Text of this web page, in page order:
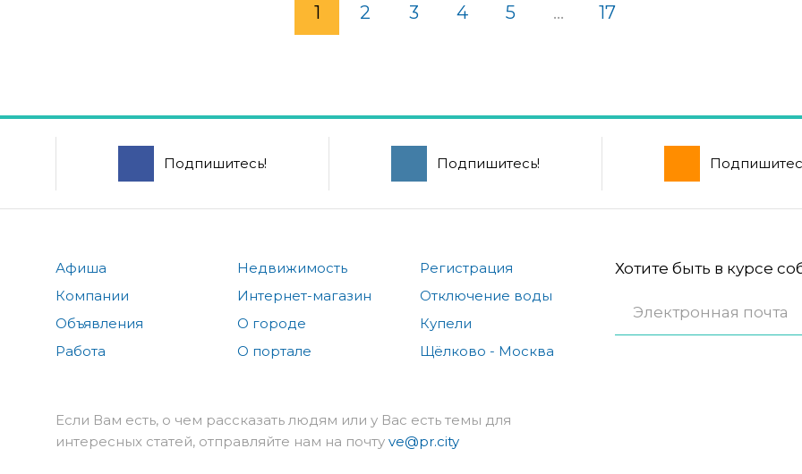
1 2 3 4 5 ... 17
Подпишитесь! Подпишитесь!
Афиша
Компании
Объявления
Работа
Недвижимость
Интернет-магазин
О городе
О портале
Регистрация
Отключение воды
Купели
Щёлково - Москва
Хотите быть в курсе
Если Вам есть, о чем рассказать людям или у Вас есть темы для
интересных статей, отправляйте нам на почту ve@pr.city